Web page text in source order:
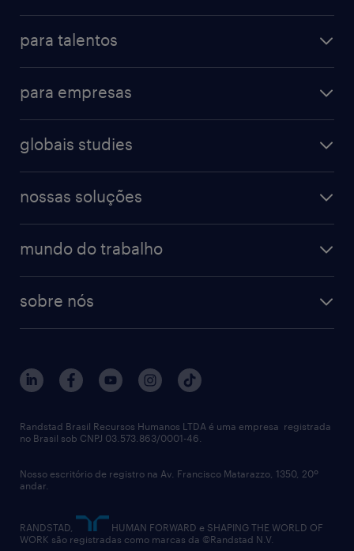
para talentos
para empresas
globais studies
nossas soluções
mundo do trabalho
sobre nós
Randstad Brasil Recursos Humanos LTDA é uma empresa registrada
no Brasil sob CNPJ 03.573.863/0001-46.
Nosso escritório de registro na Av. Francisco Matarazzo, 1350, 20º
andar.
RANDSTAD,
HUMAN FORWARD e SHAPING THE WORLD OF
WORK são registradas como marcas da ©Randstad N.V.